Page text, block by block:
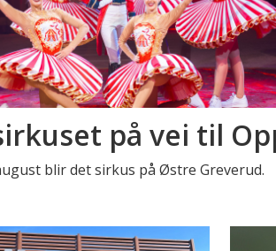
på vei til
blir det sirkus på Østre Greverud.